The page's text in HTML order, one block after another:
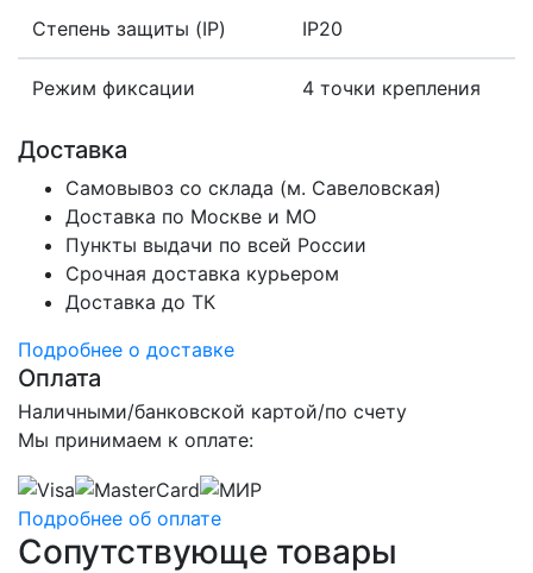
Степень защиты (IP) IP20
Режим фиксации 4 точки крепления
Доставка
Самовывоз со склада (м. Савеловская)
Доставка по Москве и МО
Пункты выдачи по всей России
Срочная доставка курьером
Доставка до ТК
Подробнее о доставке
Оплата
Наличными/банковской картой/по счету
Мы принимаем к оплате:
Подробнее об оплате
Сопутствующе товары